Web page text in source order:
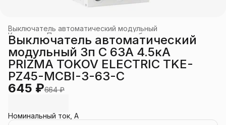
Выключатель автоматический модульный
Промышленное электрооборудование
›
Каталог
Главная ›
Выключатель автоматический
модульный 3п C 63А 4.5кА
PRIZMA TOKOV ELECTRIC TKE-
PZ45-MCBI-3-63-C
645 ₽664 ₽
Номинальный ток, А